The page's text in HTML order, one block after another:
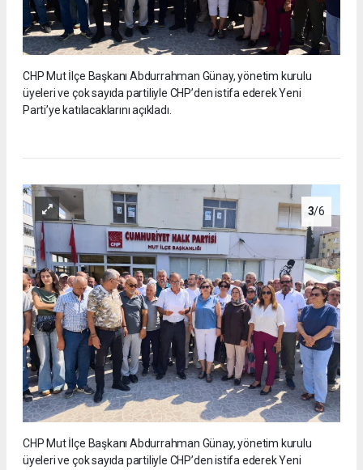
CHP Mut İlçe Başkanı Abdurrahman Günay, yönetim kurulu
üyeleri ve çok sayıda partiliyle CHP’den istifa ederek Yeni
Parti’ye katılacaklarını açıkladı.
3/6
CHP Mut İlçe Başkanı Abdurrahman Günay, yönetim kurulu
üyeleri ve çok sayıda partiliyle CHP’den istifa ederek Yeni